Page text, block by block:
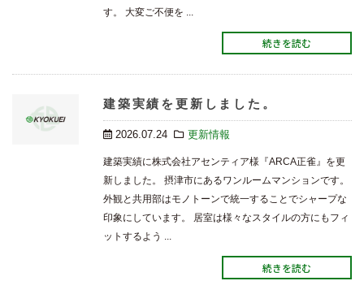
す。 大変ご不便を ...
続きを読む
建築実績を更新しました。
2026.07.24 更新情報
建築実績に株式会社アセンティア様『ARCA正雀』を更
新しました。 摂津市にあるワンルームマンションです。
外観と共用部はモノトーンで統一することでシャープな
印象にしています。 居室は様々なスタイルの方にもフィ
ットするよう ...
続きを読む